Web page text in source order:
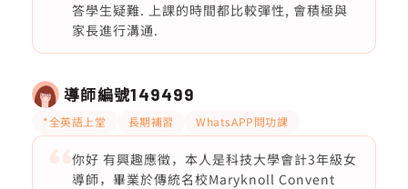
答學生疑難. 上課的時間都比較彈性, 會積極與
家長進行溝通.
導師編號149499
*全英語上堂 長期補習 WhatsAPP問功課
你好 有興趣應徵，本人是科技大學會計3年級女
導師，畢業於傳統名校Maryknoll Convent